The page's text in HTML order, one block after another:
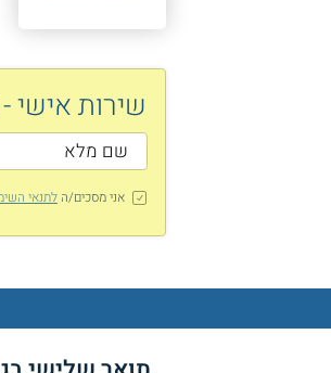
שירות אישי
אני מסכים/הלתנאי